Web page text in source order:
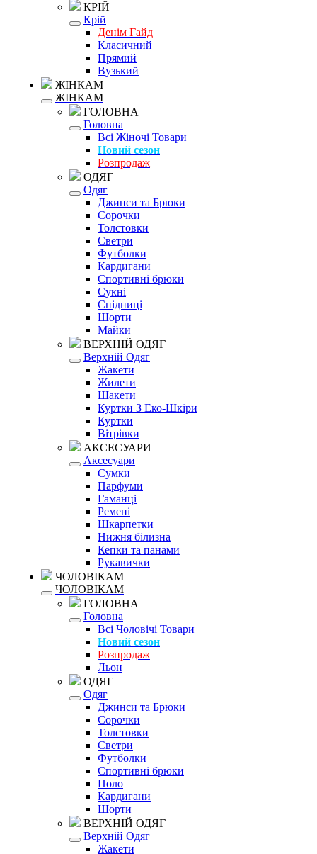
КРІЙ
Крій
Денім Гайд
Класичний
Прямий
Вузький
ЖІНКАМ
ЖІНКАМ
ГОЛОВНА
Головна
Всі Жіночі Товари
Новий сезон
Розпродаж
ОДЯГ
Одяг
Джинси та Брюки
Сорочки
Толстовки
Светри
Футболки
Кардигани
Спортивні брюки
Сукні
Спідниці
Шорти
Майки
ВЕРХНІЙ ОДЯГ
Верхній Одяг
Жакети
Жилети
Шакети
Куртки З Еко-Шкіри
Куртки
Вітрівки
АКСЕСУАРИ
Аксесуари
Сумки
Парфуми
Гаманці
Ремені
Шкарпетки
Нижня білизна
Кепки та панами
Рукавички
ЧОЛОВІКАМ
ЧОЛОВІКАМ
ГОЛОВНА
Головна
Всі Чоловічі Товари
Новий сезон
Розпродаж
Льон
ОДЯГ
Одяг
Джинси та Брюки
Сорочки
Толстовки
Светри
Футболки
Спортивні брюки
Поло
Кардигани
Шорти
ВЕРХНІЙ ОДЯГ
Верхній Одяг
Жакети